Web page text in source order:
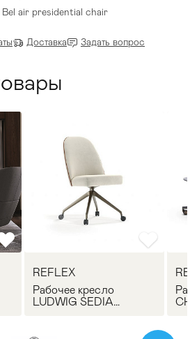
Bel air presidential chair
Доставка Задать вопрос
REFLEX
Рабочее кресло
LUDWIG SEDIA